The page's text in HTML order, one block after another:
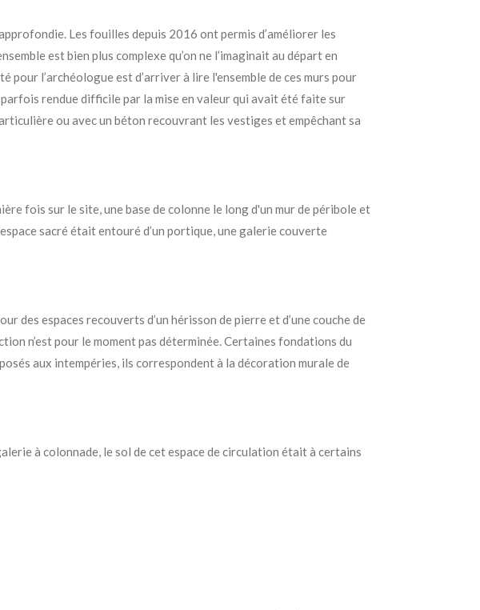
Les fouilles depuis 2016 ont permis d’améliorer les
est bien plus complexe qu’on ne l’imaginait au départ en
l’archéologue est d’arriver à lire l'ensemble de ces murs pour
rendue difficile par la mise en valeur qui avait été faite sur
ou avec un béton recouvrant les vestiges et empêchant sa
fois sur le site, une base de colonne le long d'un mur de péribole et
sacré était entouré d’un portique, une galerie couverte
des espaces recouverts d’un hérisson de pierre et d’une couche de
n’est pour le moment pas déterminée. Certaines fondations du
aux intempéries, ils correspondent à la décoration murale de
à colonnade, le sol de cet espace de circulation était à certains